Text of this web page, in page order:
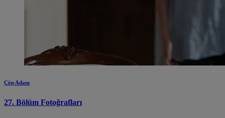
Çöp Adam
27. Bölüm Fotoğrafları